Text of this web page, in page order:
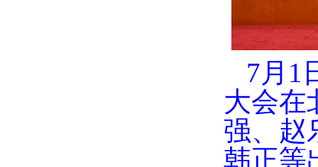
7月1
大会在
强、赵
韩正等